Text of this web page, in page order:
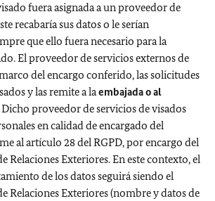
fuera asignada a un proveedor de
recabaría sus datos o le serían
que ello fuera necesario para la
El proveedor de servicios externos de
del encargo conferido, las solicitudes
y las remite a laembajada o al
Dicho proveedor de servicios de visados
en calidad de encargado del
al artículo 28 del RGPD, por encargo del
Relaciones Exteriores. En este contexto, el
de los datos seguirá siendo el
Relaciones Exteriores (nombre y datos de